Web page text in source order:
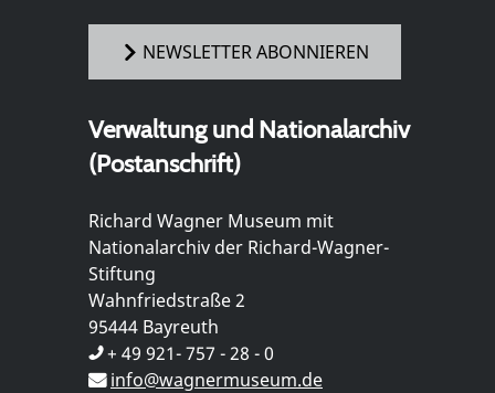
NEWSLETTER ABONNIEREN
Verwaltung und Nationalarchiv
(Postanschrift)
Richard Wagner Museum mit
Nationalarchiv der Richard-Wagner-
Stiftung
Wahnfriedstraße 2
95444 Bayreuth
+ 49 921- 757 - 28 - 0
info@wagnermuseum.de